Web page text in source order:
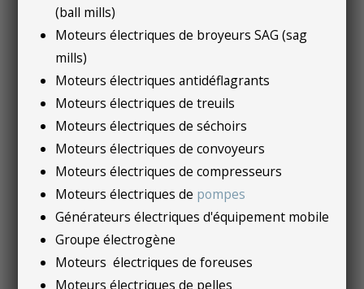
(ball mills)
Moteurs électriques de broyeurs SAG (sag
mills)
Moteurs électriques antidéflagrants
Moteurs électriques de treuils
Moteurs électriques de séchoirs
Moteurs électriques de convoyeurs
Moteurs électriques de compresseurs
Moteurs électriques de pompes
Générateurs électriques d'équipement mobile
Groupe électrogène
Moteurs électriques de foreuses
Moteurs électriques de pelles